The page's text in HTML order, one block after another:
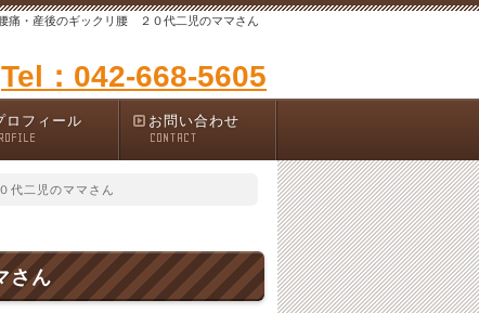
痛・産後のギックリ腰 ２０代二児のママさん
Tel：042-668-5605
ロフィール お問い合わせ
CONTACT
代二児のママさん
さん